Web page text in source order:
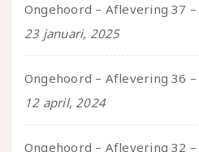
23 januari, 2025
12 april, 2024